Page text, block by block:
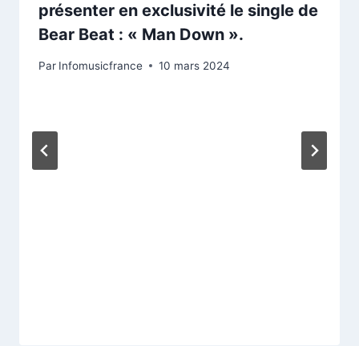
présenter en exclusivité le single de
Bear Beat : « Man Down ».
Par Infomusicfrance 10 mars 2024